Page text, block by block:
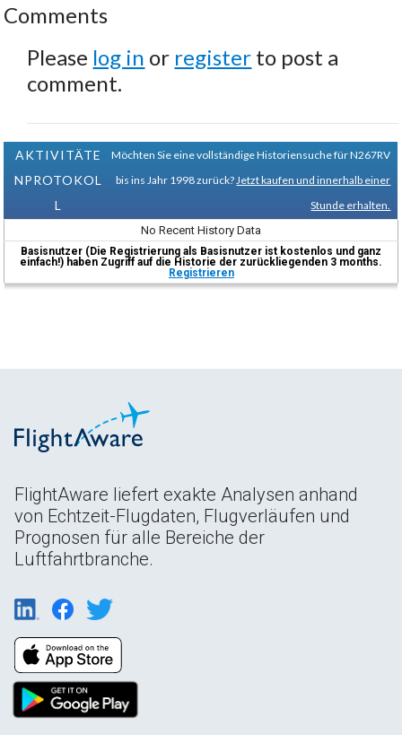
Comments
Please log in or register to post a
comment.
AKTIVITÄTE
NPROTOKOL
L
Möchten Sie eine vollständige Historiensuche für N267RV
bis ins Jahr 1998 zurück? Jetzt kaufen und innerhalb einer
Stunde erhalten.
No Recent History Data
Basisnutzer (Die Registrierung als Basisnutzer ist kostenlos und ganz
einfach!) haben Zugriff auf die Historie der zurückliegenden 3 months.
Registrieren
FlightAware liefert exakte Analysen anhand
von Echtzeit-Flugdaten, Flugverläufen und
Prognosen für alle Bereiche der
Luftfahrtbranche.